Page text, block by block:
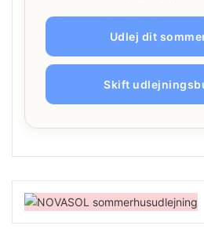
Udlej dit
Skift